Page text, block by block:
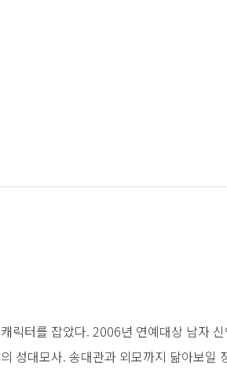
릭터를 잡았다. 2006년 연예대상 남자
성대모사. 송대관과 외모까지 닮아보일